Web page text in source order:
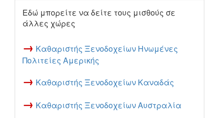
Εδώ μπορείτε να δείτε τους μισθούς σε
άλλες χώρες
→ Καθαριστής Ξενοδοχείων Ηνωμένες
Πολιτείες Αμερικής
→ Καθαριστής Ξενοδοχείων Καναδάς
→ Καθαριστής Ξενοδοχείων Αυστραλία